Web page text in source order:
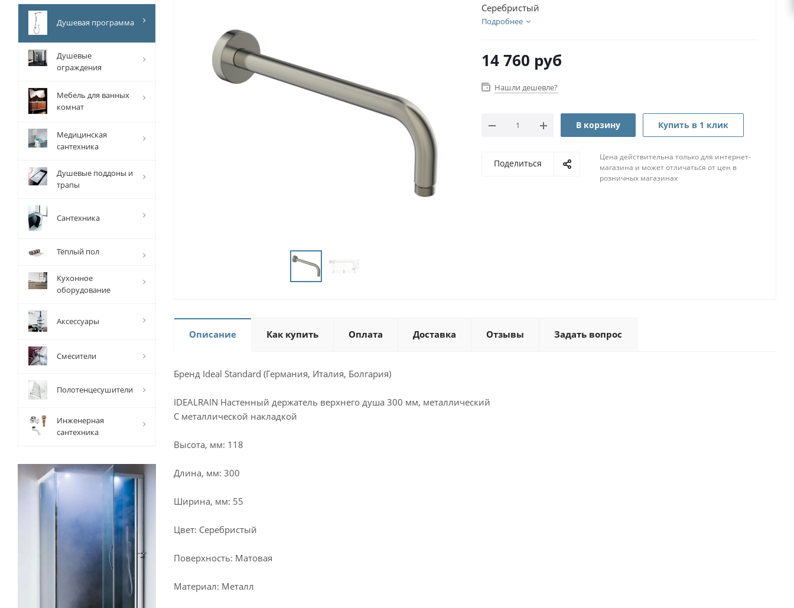
Серебристый
Подробнее
14 760 руб
Нашли дешевле?
В корзину Купить в 1 клик
Поделиться
Цена действительна только для интернет-
магазина и может отличаться от цен в
розничных магазинах
Описание Как купить Оплата Доставка Отзывы Задать вопрос
Бренд Ideal Standard (Германия, Италия, Болгария)
IDEALRAIN Настенный держатель верхнего душа 300 мм, металлический
С металлической накладкой
Высота, мм: 118
Длина, мм: 300
Ширина, мм: 55
Цвет: Серебристый
Поверхность: Матовая
Материал: Металл
Душевая программа
Душевые
ограждения
Мебель для ванных
комнат
Медицинская
сантехника
Душевые поддоны и
трапы
Сантехника
Тёплый пол
Кухонное
оборудование
Аксессуары
Смесители
Полотенцесушители
Инженерная
сантехника